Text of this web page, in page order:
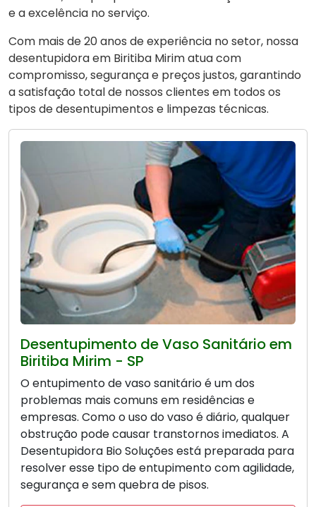
e a excelência no serviço.
Com mais de 20 anos de experiência no setor, nossa
desentupidora em Biritiba Mirim atua com
compromisso, segurança e preços justos, garantindo
a satisfação total de nossos clientes em todos os
tipos de desentupimentos e limpezas técnicas.
Desentupimento de Vaso Sanitário em
Biritiba Mirim - SP
O entupimento de vaso sanitário é um dos
problemas mais comuns em residências e
empresas. Como o uso do vaso é diário, qualquer
obstrução pode causar transtornos imediatos. A
Desentupidora Bio Soluções está preparada para
resolver esse tipo de entupimento com agilidade,
segurança e sem quebra de pisos.